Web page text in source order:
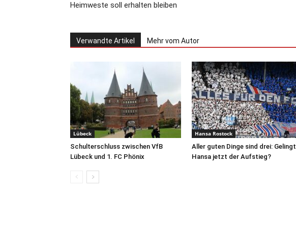
Heimweste soll erhalten bleiben
Verwandte Artikel Mehr vom Autor
Lübeck
Schulterschluss zwischen VfB
Lübeck und 1. FC Phönix
Hansa Rostock
Aller guten Dinge sind drei: Gelingt
Hansa jetzt der Aufstieg?